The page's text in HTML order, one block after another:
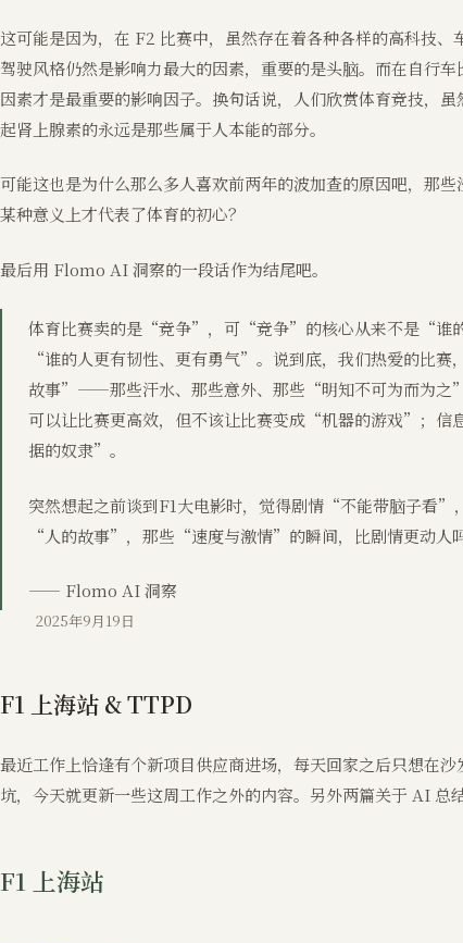
这可能是因为，在 F2 比赛中，虽然存在着各种各样的高科技、
驾驶风格仍然是影响力最大的因素，重要的是头脑。而在自行
因素才是最重要的影响因子。换句话说，人们欣赏体育竞技，
起肾上腺素的永远是那些属于人本能的部分。
可能这也是为什么那么多人喜欢前两年的波加查的原因吧，那
某种意义上才代表了体育的初心？
最后用 Flomo AI 洞察的一段话作为结尾吧。
体育比赛卖的是“竞争”，可“竞争”的核心从来不是“谁
“谁的人更有韧性、更有勇气”。说到底，我们热爱的比
故事”——那些汗水、那些意外、那些“明知不可为而为之
可以让比赛更高效，但不该让比赛变成“机器的游戏”；信
据的奴隶”。
突然想起之前谈到F1大电影时，觉得剧情“不能带脑子看
“人的故事”，那些“速度与激情”的瞬间，比剧情更动人
—— Flomo AI 洞察
2025年9月19日
F1 上海站 & TTPD
最近工作上恰逢有个新项目供应商进场，每天回家之后只想在
坑，今天就更新一些这周工作之外的内容。另外两篇关于 AI 总
F1 上海站